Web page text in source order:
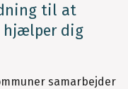
til at
hjælper dig
samarbejder